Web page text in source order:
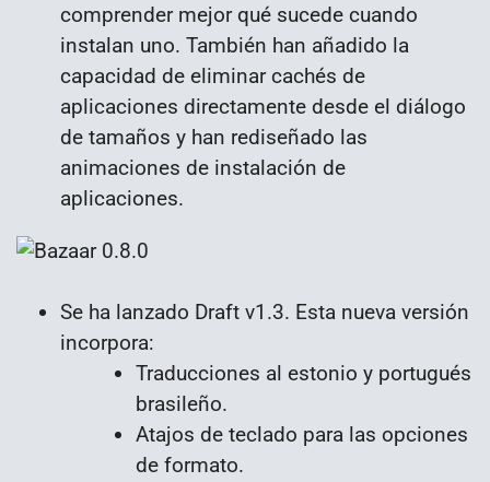
comprender mejor qué sucede cuando
instalan uno. También han añadido la
capacidad de eliminar cachés de
aplicaciones directamente desde el diálogo
de tamaños y han rediseñado las
animaciones de instalación de
aplicaciones.
Se ha lanzado Draft v1.3. Esta nueva versión
incorpora:
Traducciones al estonio y portugués
brasileño.
Atajos de teclado para las opciones
de formato.